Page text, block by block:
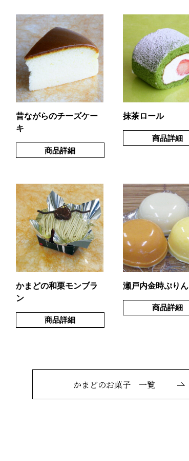
昔ながらのチーズケー
キ
商品詳細
抹茶ロール
商品詳細
かまどの和栗モンブラ
ン
商品詳細
瀬戸内金時ぷりん
商品詳細
かまどのお菓子 一覧